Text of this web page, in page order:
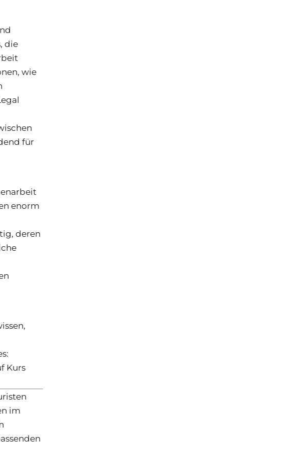
die
wie
für
enorm
deren
Kurs
im